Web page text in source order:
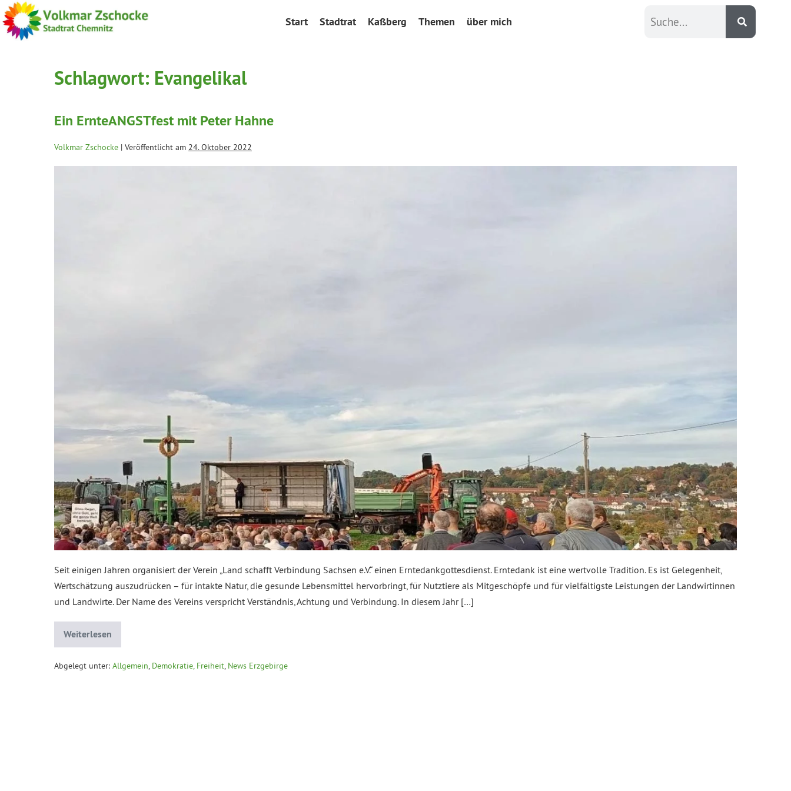
Start Stadtrat Kaßberg Themen über mich
Schlagwort: Evangelikal
Ein ErnteANGSTfest mit Peter Hahne
Volkmar Zschocke | Veröffentlicht am 24. Oktober 2022
Seit einigen Jahren organisiert der Verein „Land schafft Verbindung Sachsen e.V.“ einen Erntedankgottesdienst. Erntedank ist eine wertvolle Tradition. Es ist Gelegenheit,
Wertschätzung auszudrücken – für intakte Natur, die gesunde Lebensmittel hervorbringt, für Nutztiere als Mitgeschöpfe und für vielfältigste Leistungen der Landwirtinnen
und Landwirte. Der Name des Vereins verspricht Verständnis, Achtung und Verbindung. In diesem Jahr […]
Weiterlesen
Abgelegt unter: Allgemein, Demokratie, Freiheit, News Erzgebirge